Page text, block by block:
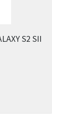
S2 SII